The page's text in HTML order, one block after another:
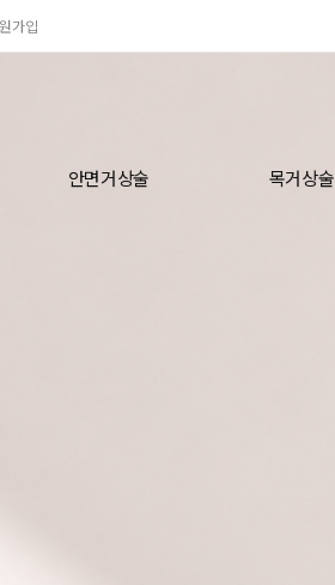
가입
안면거상술 목거상술